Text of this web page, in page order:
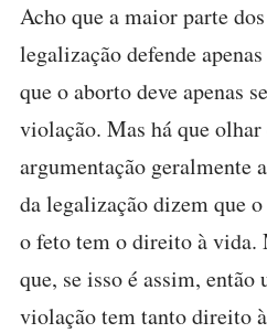
Acho que a maior parte
legalização defende
que o aborto deve apenas
violação. Mas há que
argumentação geralmente
da legalização dizem que
o feto tem o direito à vida.
que, se isso é assim,
violação tem tanto direito